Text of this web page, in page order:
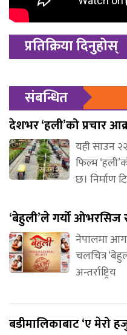
प्रतिक्रिया दिनुहोस्
संबन्धित
देशभर ‘हली’को प्रचार
यही साउन
फिल्म
छ। निर्माण
‘बेहुली’ले गर्यो ओभरसिज
नेपालमा
चलचित्र
अन्तर्राष्ट्रिय
बडीमालिकाबाट ‘ए मेरो